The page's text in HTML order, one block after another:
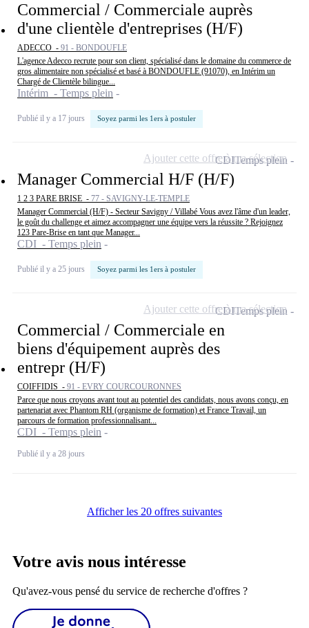
Commercial / Commerciale auprès
d'une clientèle d'entreprises (H/F)
ADECCO - 91 - BONDOUFLE
L'agence Adecco recrute pour son client, spécialisé dans le domaine du commerce de
gros alimentaire non spécialisé et basé à BONDOUFLE (91070), en Intérim un
Chargé de Clientèle bilingue...
Intérim - Temps plein
Publié il y a 17 jours Soyez parmi les 1ers à postuler
Manager Commercial H/F (H/F)
1 2 3 PARE BRISE - 77 - SAVIGNY-LE-TEMPLE
Manager Commercial (H/F) - Secteur Savigny / Villabé Vous avez l'âme d'un leader,
le goût du challenge et aimez accompagner une équipe vers la réussite ? Rejoignez
123 Pare-Brise en tant que Manager...
CDI - Temps plein
Publié il y a 25 jours Soyez parmi les 1ers à postuler
CDITemps plein
Ajouter cette offre à ma sélection
Commercial / Commerciale en
biens d'équipement auprès des
entrepr (H/F)
COIFFIDIS - 91 - EVRY COURCOURONNES
Parce que nous croyons avant tout au potentiel des candidats, nous avons conçu, en
partenariat avec Phantom RH (organisme de formation) et France Travail, un
parcours de formation professionnalisant...
CDI - Temps plein
Publié il y a 28 jours
CDITemps plein
Ajouter cette offre à ma sélection
Afficher les 20 offres suivantes
Votre avis nous intéresse
Qu'avez-vous pensé du service de recherche d'offres ?